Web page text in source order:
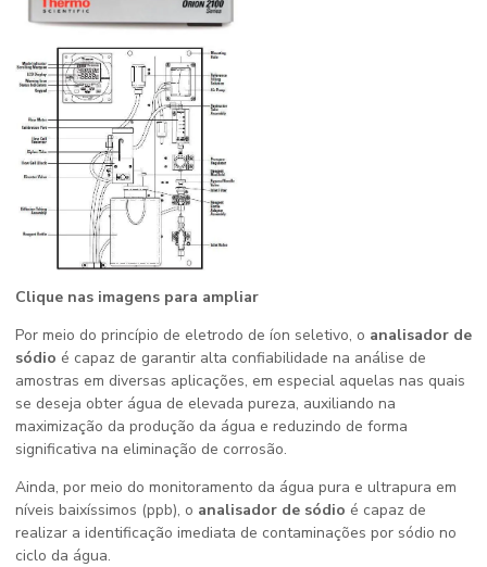
Clique nas imagens para ampliar
Por meio do princípio de eletrodo de íon seletivo, o analisador de
sódio é capaz de garantir alta confiabilidade na análise de
amostras em diversas aplicações, em especial aquelas nas quais
se deseja obter água de elevada pureza, auxiliando na
maximização da produção da água e reduzindo de forma
significativa na eliminação de corrosão.
Ainda, por meio do monitoramento da água pura e ultrapura em
níveis baixíssimos (ppb), o analisador de sódio é capaz de
realizar a identificação imediata de contaminações por sódio no
ciclo da água.